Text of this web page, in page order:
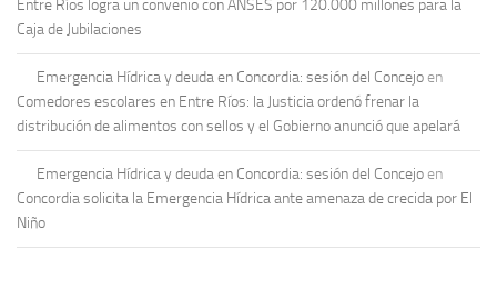
Entre Ríos logra un convenio con ANSES por 120.000 millones para la
Caja de Jubilaciones
Emergencia Hídrica y deuda en Concordia: sesión del Concejo en
Comedores escolares en Entre Ríos: la Justicia ordenó frenar la
distribución de alimentos con sellos y el Gobierno anunció que apelará
Emergencia Hídrica y deuda en Concordia: sesión del Concejo en
Concordia solicita la Emergencia Hídrica ante amenaza de crecida por El
Niño